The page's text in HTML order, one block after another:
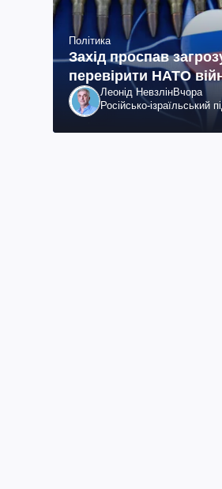
Політика
Захід проспав
перевірити НАТО
Леонід НевзлінВчора
Російсько-ізраїльський
"ЮКОСа"